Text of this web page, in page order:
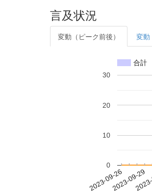
言及状況
変動（ピーク前後） 変動
合計
2023-09-262023-09-29
0
10
20
30